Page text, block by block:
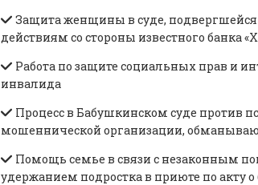
Защита женщины в суде,
действиям со стороны известного банка
Работа по защите социальных прав и
инвалида
Процесс в Бабушкинском суде против
мошеннической организации,
Помощь семье в связи с незаконным
удержанием подростка в приюте по акту о